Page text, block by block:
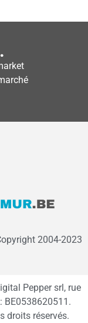
2004-2023
Pepper srl, rue
BE0538620511.
droits réservés.